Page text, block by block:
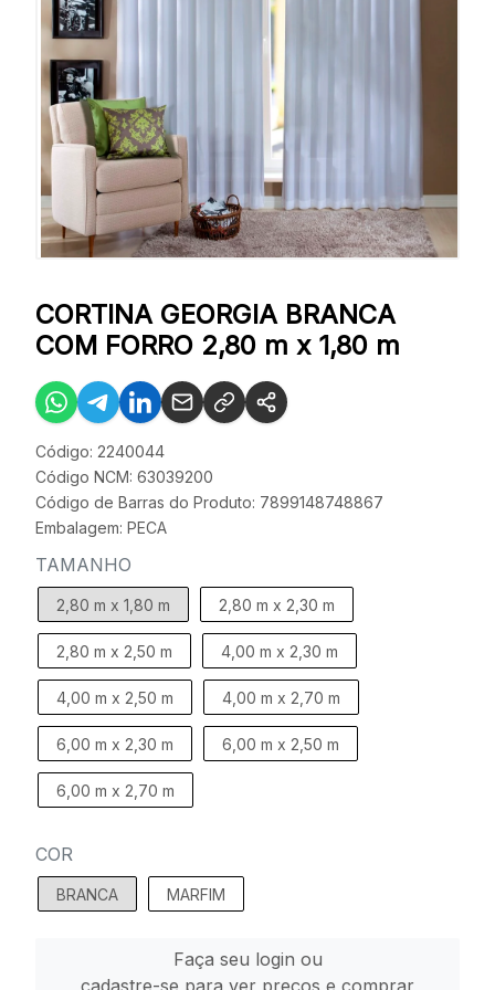
CORTINA GEORGIA BRANCA
COM FORRO 2,80 m x 1,80 m
Código: 2240044
Código NCM: 63039200
Código de Barras do Produto: 7899148748867
Embalagem: PECA
TAMANHO
2,80 m x 1,80 m 2,80 m x 2,30 m
2,80 m x 2,50 m 4,00 m x 2,30 m
4,00 m x 2,50 m 4,00 m x 2,70 m
6,00 m x 2,30 m 6,00 m x 2,50 m
6,00 m x 2,70 m
COR
BRANCA MARFIM
Faça seu login ou